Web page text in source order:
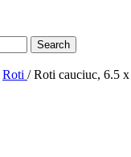
Search
Roti / Roti cauciuc, 6.5